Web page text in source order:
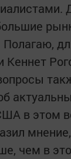
Кеннет
в этом
чем в